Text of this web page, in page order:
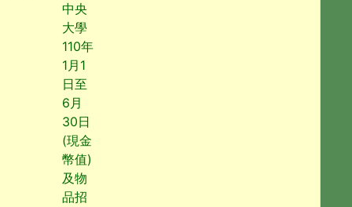
中央
大學
110年
1月1
日至
6月
30日
(現金
幣值)
及物
品招